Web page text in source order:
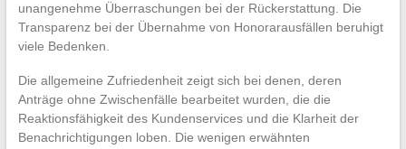
unangenehme Überraschungen bei der Rückerstattung. Die
Transparenz bei der Übernahme von Honorarausfällen beruhigt
viele Bedenken.
Die allgemeine Zufriedenheit zeigt sich bei denen, deren
Anträge ohne Zwischenfälle bearbeitet wurden, die die
Reaktionsfähigkeit des Kundenservices und die Klarheit der
Benachrichtigungen loben. Die wenigen erwähnten